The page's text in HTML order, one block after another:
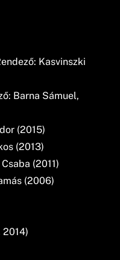
Kasvinszki
Barna Sámuel,
(2015)
(2013)
(2011)
(2006)